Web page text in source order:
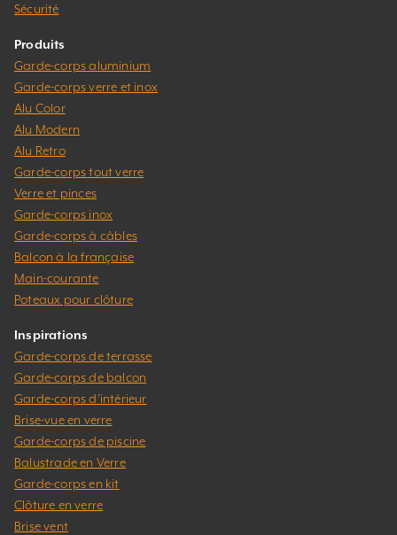
Sécurité
Produits
Garde-corps aluminium
Garde-corps verre et inox
Alu Color
Alu Modern
Alu Retro
Garde-corps tout verre
Verre et pinces
Garde-corps inox
Garde-corps à câbles
Balcon à la française
Main-courante
Poteaux pour clôture
Inspirations
Garde-corps de terrasse
Garde-corps de balcon
Garde-corps d’intérieur
Brise-vue en verre
Garde-corps de piscine
Balustrade en Verre
Garde-corps en kit
Clôture en verre
Brise vent